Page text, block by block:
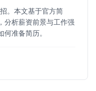
。本文基于官方简
分析薪资前景与工作强
准备简历。